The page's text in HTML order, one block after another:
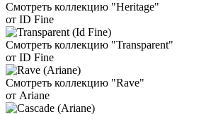
Смотреть коллекцию "Heritage"
от ID Fine
Смотреть коллекцию "Transparent"
от ID Fine
Смотреть коллекцию "Rave"
от Ariane